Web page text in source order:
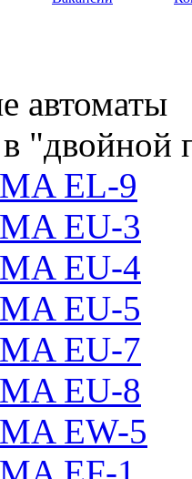
автоматы
в "двойной
EL-9
EU-3
EU-4
EU-5
EU-7
EU-8
EW-5